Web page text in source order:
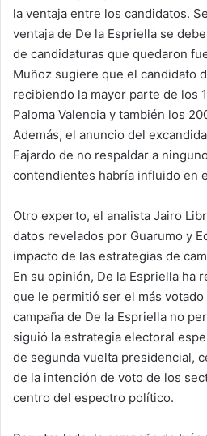
la ventaja entre los candidatos.
ventaja de De la Espriella se
de candidaturas que quedaron
Muñoz sugiere que el candidato
recibiendo la mayor parte de los
Paloma Valencia y también los
Además, el anuncio del
Fajardo de no respaldar a
contendientes habría influido en
Otro experto, el analista Jairo
datos revelados por Guarumo y
impacto de las estrategias de
En su opinión, De la Espriella ha
que le permitió ser el más
campaña de De la Espriella no
siguió la estrategia electoral
de segunda vuelta presidencial,
de la intención de voto de los
centro del espectro político.